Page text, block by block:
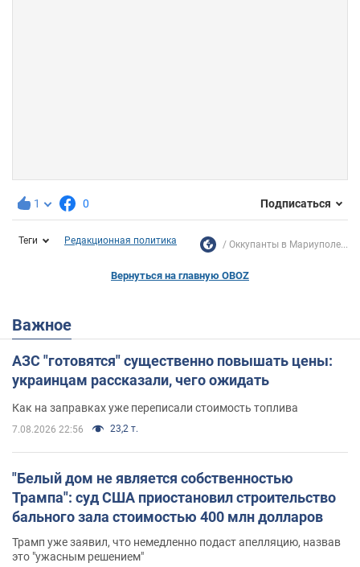
1 0 Подписаться
Теги Редакционная политика Оккупанты в Мариуполе...
Вернуться на главную OBOZ
Важное
АЗС "готовятся" существенно повышать цены:
украинцам рассказали, чего ожидать
Как на заправках уже переписали стоимость топлива
7.08.2026 22:56 23,2 т.
"Белый дом не является собственностью
Трампа": суд США приостановил строительство
бального зала стоимостью 400 млн долларов
Трамп уже заявил, что немедленно подаст апелляцию, назвав
это "ужасным решением"